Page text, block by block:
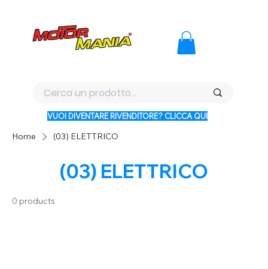
VUOI DIVENTARE RIVENDITORE? CLICCA QUI
Home (03) ELETTRICO
(03) ELETTRICO
0 products